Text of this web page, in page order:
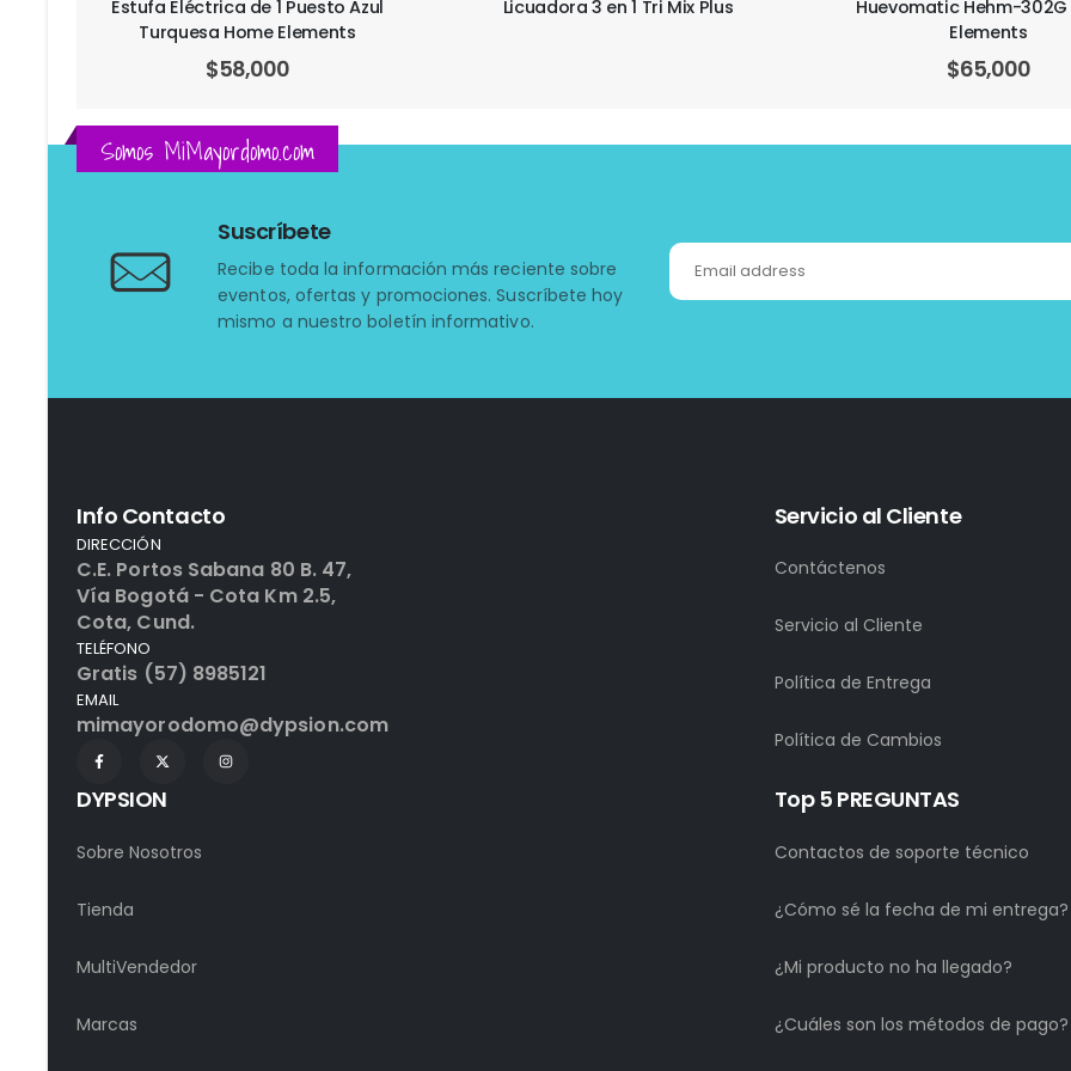
Licuadora 3 en 1 Tri Mix Plus
Huevomatic Hehm-302G Home
Olla Arrocera Kalley
Tazas Potencia 700 W
$150,000
Somos MiMayordomo.com
Suscríbete
Recibe toda la información más reciente sobre
eventos, ofertas y promociones. Suscríbete hoy
mismo a nuestro boletín informativo.
Info Contacto
DIRECCIÓN
C.E. Portos Sabana 80 B. 47,
Vía Bogotá - Cota Km 2.5,
Cota, Cund.
TELÉFONO
Gratis (57) 8985121
EMAIL
mimayorodomo@dypsion.com
Servicio al Cliente
Contáctenos
Servicio al Cliente
Política de Entrega
Política de Cambios
DYPSION
Sobre Nosotros
Tienda
MultiVendedor
Marcas
Top 5 PREGUNTAS
Contactos de soporte técnico
¿Cómo sé la fecha de mi entrega?
¿Mi producto no ha llegado?
¿Cuáles son los métodos de pago?